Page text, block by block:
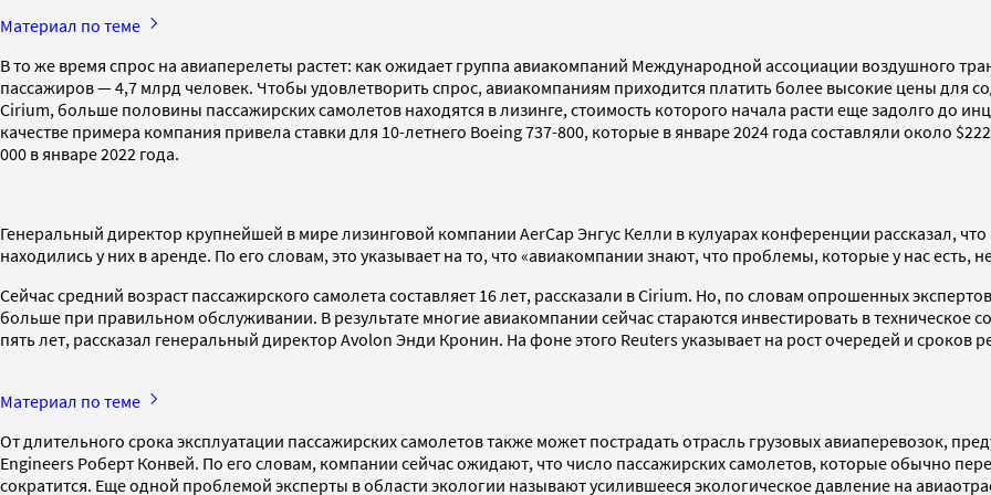
Материал по теме
В то же время спрос на авиаперелеты растет: как ожидает группа авиакомпаний Международной ассоциации воздушного
пассажиров — 4,7 млрд человек. Чтобы удовлетворить спрос, авиакомпаниям приходится платить более высокие цены для
Сirium, больше половины пассажирских самолетов находятся в лизинге, стоимость которого начала расти еще задолго до
качестве примера компания привела ставки для 10-летнего Boeing 737-800, которые в январе 2024 года составляли около
000 в январе 2022 года.
Генеральный директор крупнейшей в мире лизинговой компании AerCap Энгус Келли в кулуарах конференции рассказал,
находились у них в аренде. По его словам, это указывает на то, что «авиакомпании знают, что проблемы, которые у нас
Сейчас средний возраст пассажирского самолета составляет 16 лет, рассказали в Cirium. Но, по словам опрошенных
больше при правильном обслуживании. В результате многие авиакомпании сейчас стараются инвестировать в техническое
пять лет, рассказал генеральный директор Avolon Энди Кронин. На фоне этого Reuters указывает на рост очередей и сроков
Материал по теме
От длительного срока эксплуатации пассажирских самолетов также может пострадать отрасль грузовых авиаперевозок,
Engineers Роберт Конвей. По его словам, компании сейчас ожидают, что число пассажирских самолетов, которые обычно
сократится. Еще одной проблемой эксперты в области экологии называют усилившееся экологическое давление на